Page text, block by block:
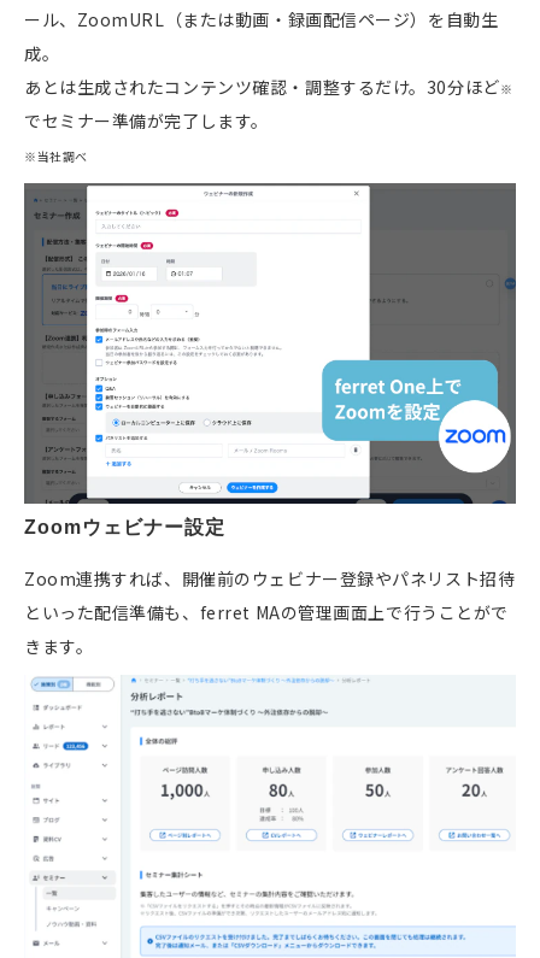
ール、ZoomURL（または動画・録画配信ページ）を自動生
成。
あとは生成されたコンテンツ確認・調整するだけ。30分ほど※
でセミナー準備が完了します。
※当社調べ
Zoomウェビナー設定
Zoom連携すれば、開催前のウェビナー登録やパネリスト招待
といった配信準備も、ferret MAの管理画面上で行うことがで
きます。